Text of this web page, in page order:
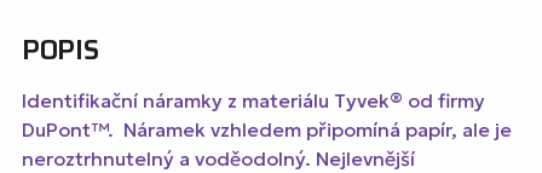
POPIS
Identifikační náramky z materiálu Tyvek® od firmy
DuPont™. Náramek vzhledem připomíná papír, ale je
neroztrhnutelný a voděodolný. Nejlevnější